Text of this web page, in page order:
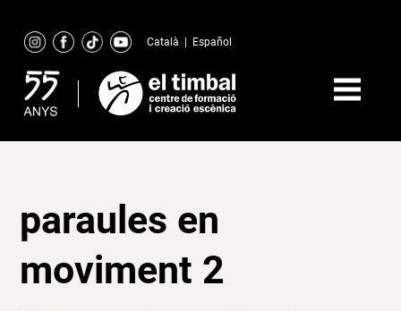
content
Català Español
paraules en
moviment 2